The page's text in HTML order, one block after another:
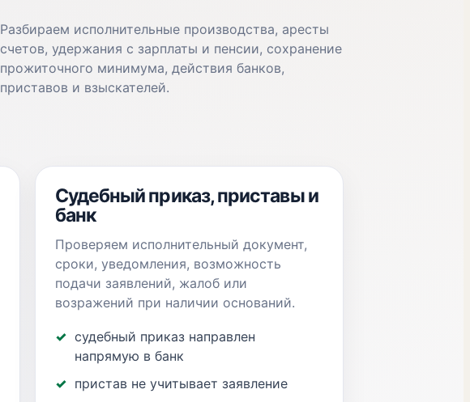
Разбираем исполнительные производства, аресты
счетов, удержания с зарплаты и пенсии, сохранение
прожиточного минимума, действия банков,
приставов и взыскателей.
Судебный приказ, приставы и
банк
Проверяем исполнительный документ,
сроки, уведомления, возможность
подачи заявлений, жалоб или
возражений при наличии оснований.
судебный приказ направлен
напрямую в банк
пристав не учитывает заявление